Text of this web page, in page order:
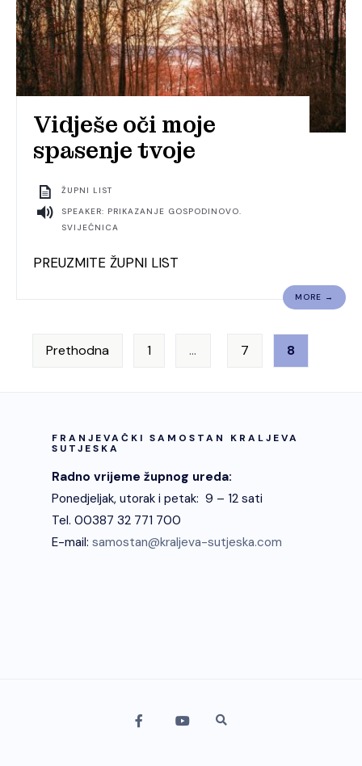
Vidješe oči moje
spasenje tvoje
ŽUPNI LIST
SPEAKER: PRIKAZANJE GOSPODINOVO.
SVIJEĆNICA
PREUZMITE ŽUPNI LIST
MORE →
Brojevi
Prethodna 1 … 7 8
FRANJEVAČKI SAMOSTAN KRALJEVA
SUTJESKA
Radno vrijeme župnog ureda:
Ponedjeljak, utorak i petak: 9 – 12 sati
Tel. 00387 32 771 700
E-mail: samostan@kraljeva-sutjeska.com